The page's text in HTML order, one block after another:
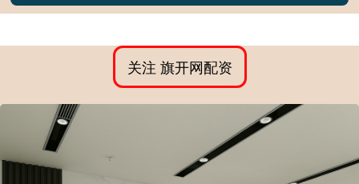
关注 旗开网配资